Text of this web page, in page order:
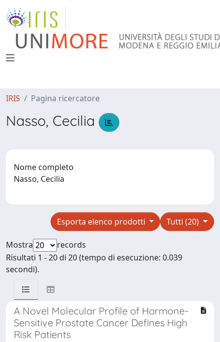
IRIS Pagina ricercatore
Nasso, Cecilia
Nome completo
Nasso, Cecilia
Tutti (20)
Esporta elenco prodotti
Mostra
records
Risultati 1 - 20 di 20 (tempo di esecuzione: 0.039
secondi).
A Novel Molecular Profile of Hormone-
Sensitive Prostate Cancer Defines High
Risk Patients